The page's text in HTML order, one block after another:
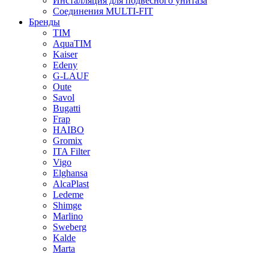
Соединения MULTI-FIT
Бренды
TIM
AquaTIM
Kaiser
Edeny
G-LAUF
Oute
Savol
Bugatti
Frap
HAIBO
Gromix
ITA Filter
Vigo
Elghansa
AlcaPlast
Ledeme
Shimge
Marlino
Sweberg
Kalde
Marta